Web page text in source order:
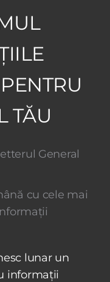
TĂU
General
cu cele mai
lunar un
informații